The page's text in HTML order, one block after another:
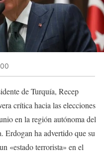
de Turquía, Recep
crítica hacia las elecciones
en la región autónoma del
Erdogan ha advertido que su
«estado terrorista» en el